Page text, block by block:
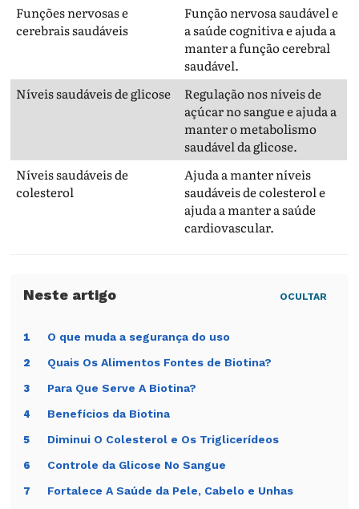
Funções nervosas e
cerebrais saudáveis
Função nervosa saudável e
a saúde cognitiva e ajuda a
manter a função cerebral
saudável.
Níveis saudáveis de glicose
Regulação nos níveis de
açúcar no sangue e ajuda a
manter o metabolismo
saudável da glicose.
Níveis saudáveis de
colesterol
Ajuda a manter níveis
saudáveis de colesterol e
ajuda a manter a saúde
cardiovascular.
OCULTAR
1 O que muda a segurança do uso
2 Quais Os Alimentos Fontes de Biotina?
3 Para Que Serve A Biotina?
4 Benefícios da Biotina
5 Diminui O Colesterol e Os Triglicerídeos
6 Controle da Glicose No Sangue
7 Fortalece A Saúde da Pele, Cabelo e Unhas